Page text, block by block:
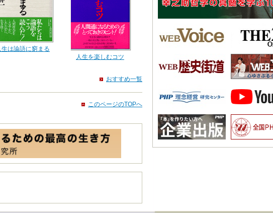
生は論語に窮まる
人生を楽しむコツ
おすすめ一覧
このページのTOPへ